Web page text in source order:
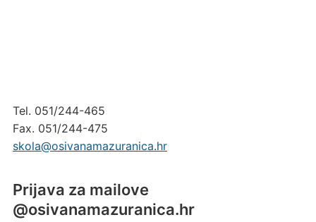
Tel. 051/244-465
Fax. 051/244-475
skola@osivanamazuranica.hr
Prijava za mailove
@osivanamazuranica.hr